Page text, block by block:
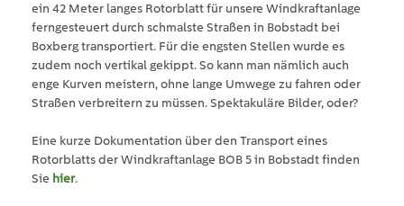
ein 42 Meter langes Rotorblatt für unsere Windkraftanlage
ferngesteuert durch schmalste Straßen in Bobstadt bei
Boxberg transportiert. Für die engsten Stellen wurde es
zudem noch vertikal gekippt. So kann man nämlich auch
enge Kurven meistern, ohne lange Umwege zu fahren oder
Straßen verbreitern zu müssen. Spektakuläre Bilder, oder?
Eine kurze Dokumentation über den Transport eines
Rotorblatts der Windkraftanlage BOB 5 in Bobstadt finden
Sie hier.